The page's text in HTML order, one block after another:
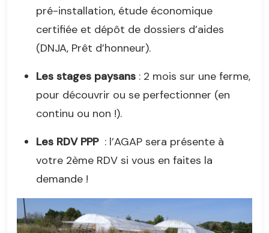
pré-installation, étude économique
certifiée et dépôt de dossiers d’aides
(DNJA, Prêt d’honneur).
Les stages paysans : 2 mois sur une ferme,
pour découvrir ou se perfectionner (en
continu ou non !).
Les RDV PPP : l’AGAP sera présente à
votre 2ème RDV si vous en faites la
demande !